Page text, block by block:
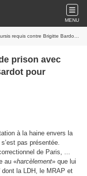
MENU
Brigitte Bardot pour incitation à la haine…
prison avec
pour
à la haine envers la
pas présentée.
de Paris, ...
au «harcèlement» que lui
dont la LDH, le MRAP et